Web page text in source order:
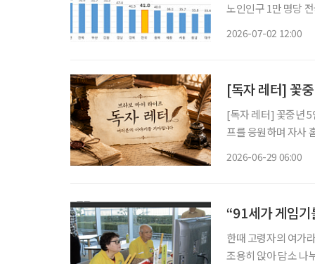
노인인구 1만 명당 전국 평균 41.0
2026-07-02 12:00
[독자 레터] 꽃
[독자 레터] 꽃중년 5인의 이야기 [독자 레터] ‘브라보 마
프를 응원하며 자사
2026-06-29 06:00
“91세가 게임기
한때 고령자의 여가
조용히 앉아 담소 나